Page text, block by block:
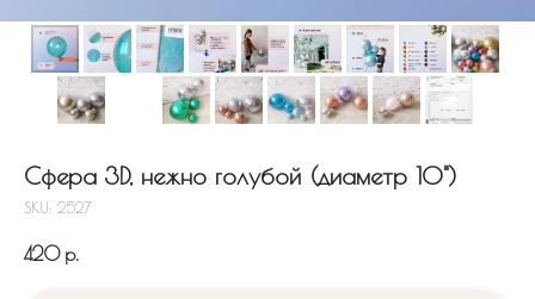
Сфера 3D, нежно голубой (диаметр 10")
SKU: 2527
420 р.